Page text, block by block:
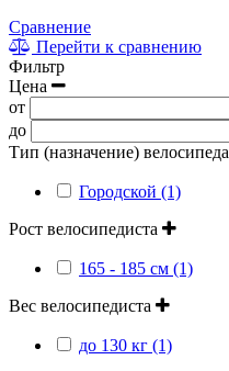
Сравнение
Перейти к сравнению
Фильтр
Цена
от
до
Тип (назначение) велосипеда
Городской (1)
Рост велосипедиста
165 - 185 см (1)
Вес велосипедиста
до 130 кг (1)